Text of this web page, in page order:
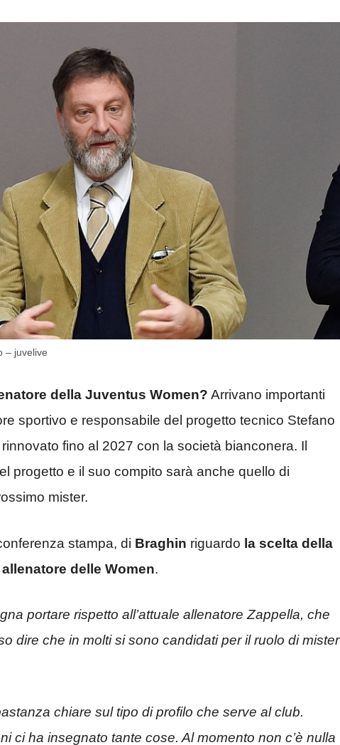
– juvelive
della Juventus Women? Arrivano importanti
sportivo e responsabile del progetto tecnico Stefano
fino al 2027 con la società bianconera. Il
progetto e il suo compito sarà anche quello di
mister.
stampa, di Braghin riguardo la scelta della
delle Women.
portare rispetto all’attuale allenatore Zappella, che
dire che in molti si sono candidati per il ruolo di mister
chiare sul tipo di profilo che serve al club.
ci ha insegnato tante cose. Al momento non c’è nulla